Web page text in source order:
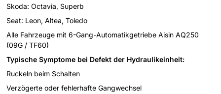
Skoda: Octavia, Superb
Seat: Leon, Altea, Toledo
Alle Fahrzeuge mit 6-Gang-Automatikgetriebe Aisin AQ250
(09G / TF60)
Typische Symptome bei Defekt der Hydraulikeinheit:
Ruckeln beim Schalten
Verzögerte oder fehlerhafte Gangwechsel